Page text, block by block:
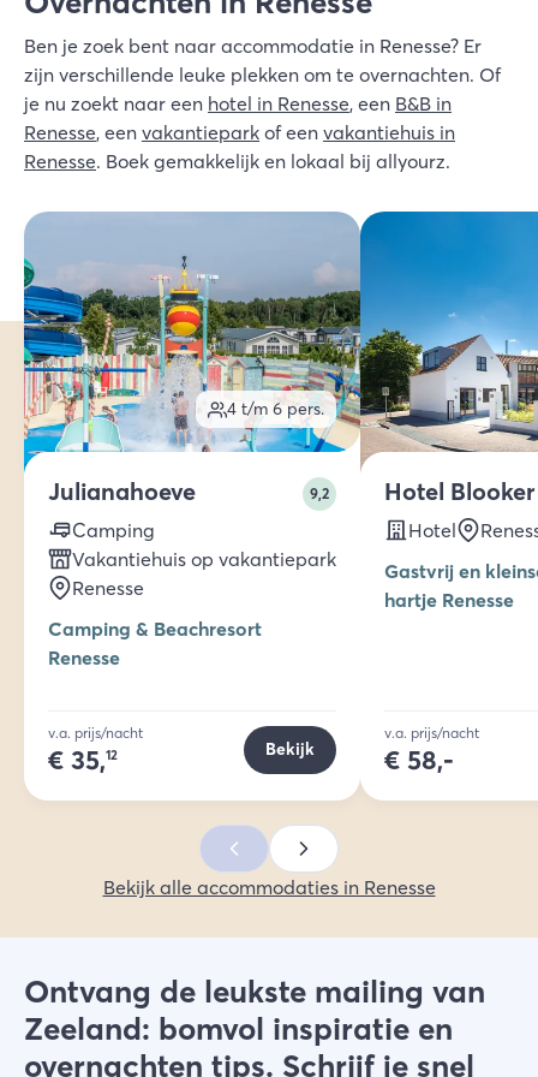
Ben je zoek bent naar accommodatie in Renesse? Er
zijn verschillende leuke plekken om te overnachten. Of
je nu zoekt naar een hotel in Renesse, een B&B in
Renesse, een vakantiepark of een vakantiehuis in
Renesse. Boek gemakkelijk en lokaal bij allyourz.
4 t/m 6 pers.
Julianahoeve 9,2
Camping
Vakantiehuis op vakantiepark
Renesse
Camping & Beachresort
Renesse
v.a. prijs/nacht
€ 35,12 Bekijk
Hotel Blooker
Hotel
Gastvrij en
hartje Renesse
v.a. prijs/nacht
€ 58,-
Bekijk alle accommodaties in Renesse
Ontvang de leukste mailing van
Zeeland: bomvol inspiratie en
overnachten tips. Schrijf je snel